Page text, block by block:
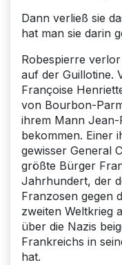
Dann verließ sie
hat man sie darin
Robespierre
auf der Guillotine.
Françoise
von Bourbon-
ihrem Mann Jean-
bekommen. Einer
gewisser General
größte Bürger
Jahrhundert, der
Franzosen gegen
zweiten Weltkrieg
über die Nazis
Frankreichs in
hat.